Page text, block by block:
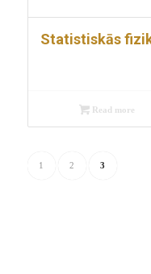
Statistiskās
Read more
1 2 3